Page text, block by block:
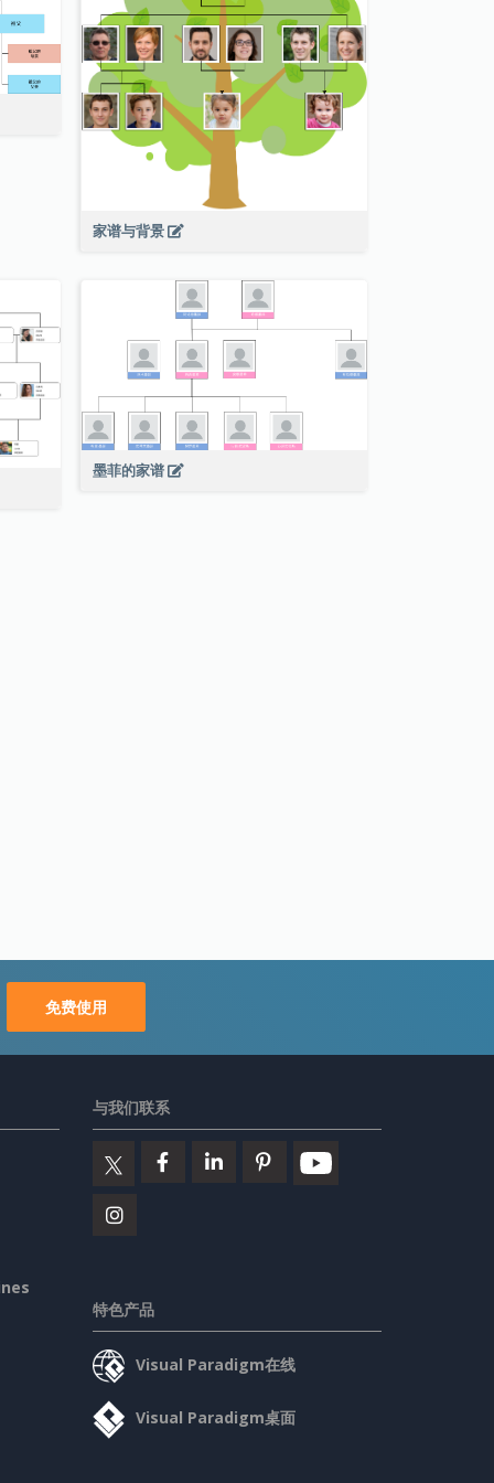
家谱与背景
墨菲的家谱
免费使用
与我们联系
特色产品
Visual Paradigm在线
Visual Paradigm桌面